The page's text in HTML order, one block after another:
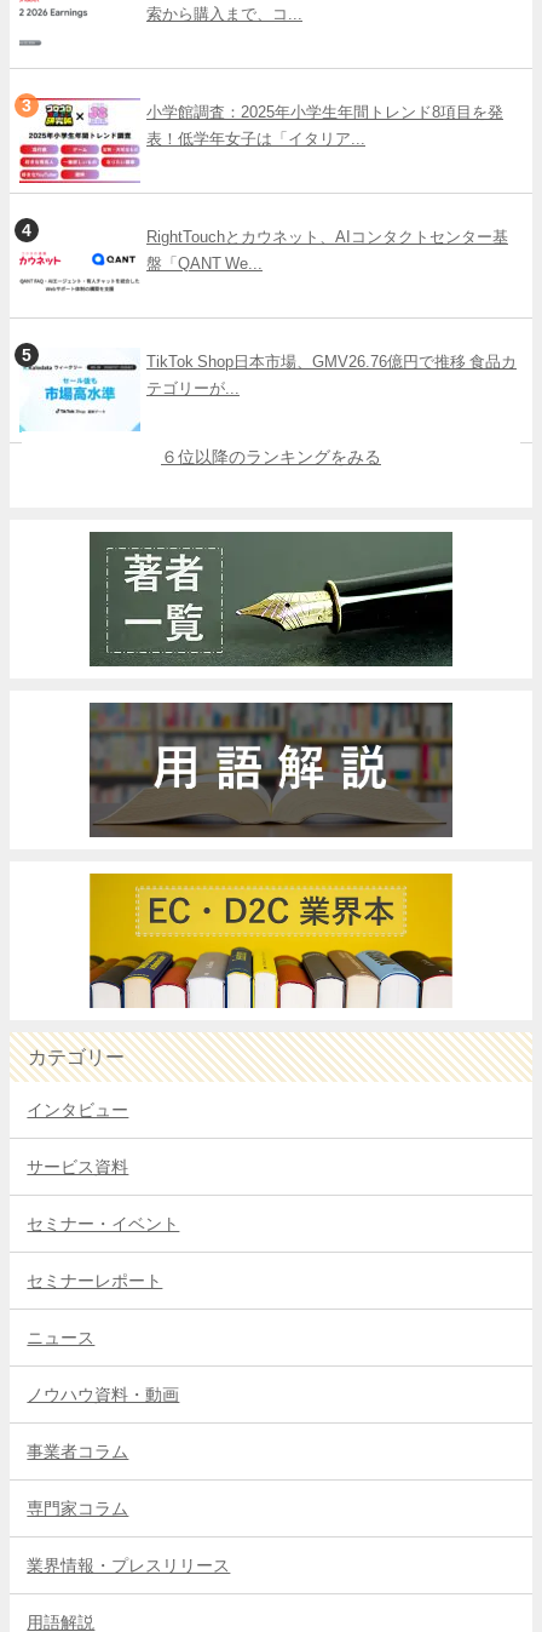
索から購入まで、コ...
小学館調査：2025年小学生年間トレンド8項目を発
表！低学年女子は「イタリア...
RightTouchとカウネット、AIコンタクトセンター基
盤「QANT We...
TikTok Shop日本市場、GMV26.76億円で推移 食品カ
テゴリーが...
６位以降のランキングをみる
カテゴリー
インタビュー
サービス資料
セミナー・イベント
セミナーレポート
ニュース
ノウハウ資料・動画
事業者コラム
専門家コラム
業界情報・プレスリリース
用語解説